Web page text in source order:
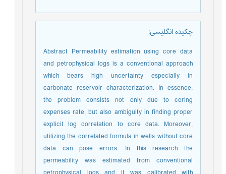
چکیده انگلیسی:
Abstract Permeability estimation using core data
and petrophysical logs is a conventional approach
which bears high uncertainty especially in
carbonate reservoir characterization. In essence,
the problem consists not only due to coring
expenses rate, but also ambiguity in finding proper
explicit log correlation to core data. Moreover,
utilizing the correlated formula in wells without core
data can pose errors. In this research the
permeability was estimated from conventional